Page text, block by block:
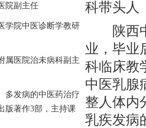
副主任
院中医诊断学教研
医院治未病科副主
发病的中医药治疗
版著作3部，主持课
科带头人
陕西中
业，毕业
科临床教
中医乳腺
整人体内
乳疾发病